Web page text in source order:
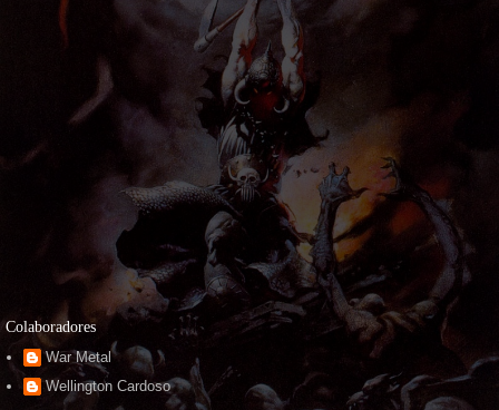
Colaboradores
War Metal
Wellington Cardoso